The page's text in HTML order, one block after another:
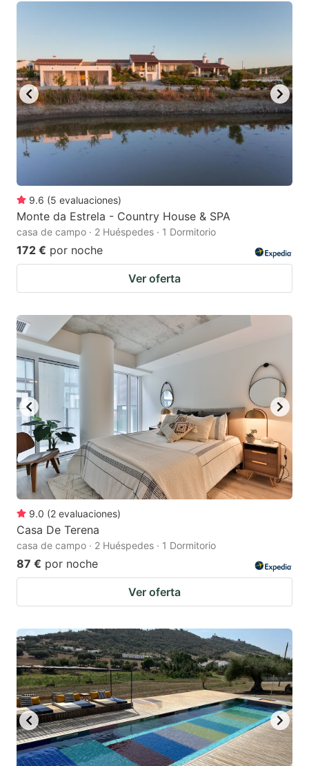
9.6 (5 evaluaciones)
Monte da Estrela - Country House & SPA
casa de campo · 2 Huéspedes · 1 Dormitorio
172 € por noche
Ver oferta
9.0 (2 evaluaciones)
Casa De Terena
casa de campo · 2 Huéspedes · 1 Dormitorio
87 € por noche
Ver oferta